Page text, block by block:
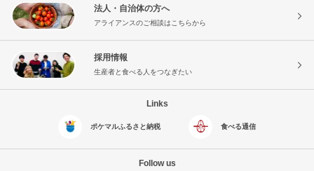
法人・自治体の方へ
アライアンスのご相談はこちらから
採用情報
生産者と食べる人をつなぎたい
Links
ポケマルふるさと納税 食べる通信
Follow us